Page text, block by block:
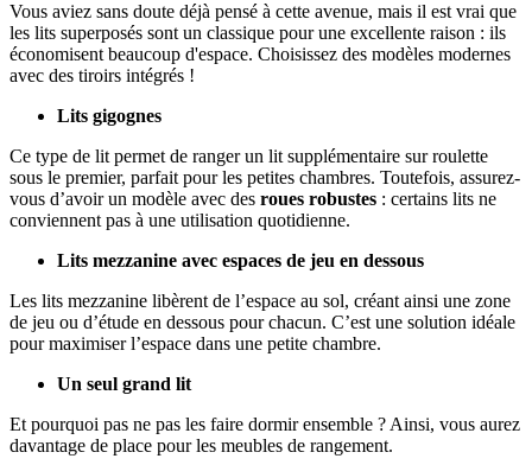
Vous aviez sans doute déjà pensé à cette avenue, mais il est vrai que
les lits superposés sont un classique pour une excellente raison : ils
économisent beaucoup d'espace. Choisissez des modèles modernes
avec des tiroirs intégrés !
Lits gigognes
Ce type de lit permet de ranger un lit supplémentaire sur roulette
sous le premier, parfait pour les petites chambres. Toutefois, assurez-
vous d’avoir un modèle avec des roues robustes : certains lits ne
conviennent pas à une utilisation quotidienne.
Lits mezzanine avec espaces de jeu en dessous
Les lits mezzanine libèrent de l’espace au sol, créant ainsi une zone
de jeu ou d’étude en dessous pour chacun. C’est une solution idéale
pour maximiser l’espace dans une petite chambre.
Un seul grand lit
Et pourquoi pas ne pas les faire dormir ensemble ? Ainsi, vous aurez
davantage de place pour les meubles de rangement.